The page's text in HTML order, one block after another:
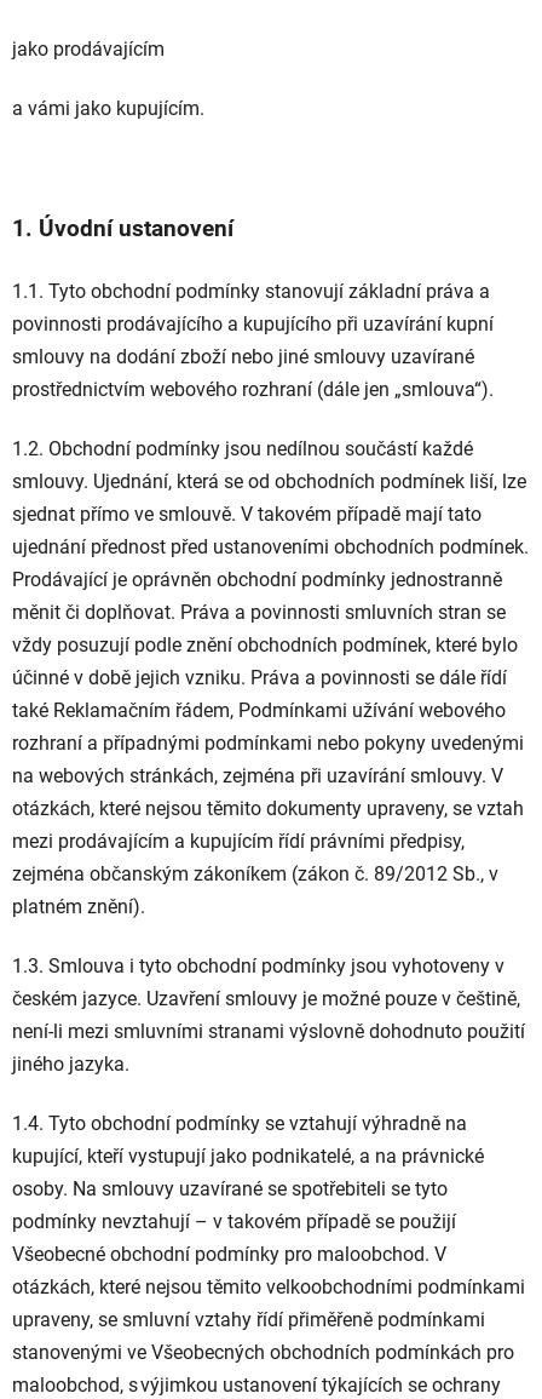
jako prodávajícím
a vámi jako kupujícím.
1. Úvodní ustanovení
1.1. Tyto obchodní podmínky stanovují základní práva a
povinnosti prodávajícího a kupujícího při uzavírání kupní
smlouvy na dodání zboží nebo jiné smlouvy uzavírané
prostřednictvím webového rozhraní (dále jen „smlouva“).
1.2. Obchodní podmínky jsou nedílnou součástí každé
smlouvy. Ujednání, která se od obchodních podmínek liší, lze
sjednat přímo ve smlouvě. V takovém případě mají tato
ujednání přednost před ustanoveními obchodních podmínek.
Prodávající je oprávněn obchodní podmínky jednostranně
měnit či doplňovat. Práva a povinnosti smluvních stran se
vždy posuzují podle znění obchodních podmínek, které bylo
účinné v době jejich vzniku. Práva a povinnosti se dále řídí
také Reklamačním řádem, Podmínkami užívání webového
rozhraní a případnými podmínkami nebo pokyny uvedenými
na webových stránkách, zejména při uzavírání smlouvy. V
otázkách, které nejsou těmito dokumenty upraveny, se vztah
mezi prodávajícím a kupujícím řídí právními předpisy,
zejména občanským zákoníkem (zákon č. 89/2012 Sb., v
platném znění).
1.3. Smlouva i tyto obchodní podmínky jsou vyhotoveny v
českém jazyce. Uzavření smlouvy je možné pouze v češtině,
není-li mezi smluvními stranami výslovně dohodnuto použití
jiného jazyka.
1.4. Tyto obchodní podmínky se vztahují výhradně na
kupující, kteří vystupují jako podnikatelé, a na právnické
osoby. Na smlouvy uzavírané se spotřebiteli se tyto
podmínky nevztahují – v takovém případě se použijí
Všeobecné obchodní podmínky pro maloobchod. V
otázkách, které nejsou těmito velkoobchodními podmínkami
upraveny, se smluvní vztahy řídí přiměřeně podmínkami
stanovenými ve Všeobecných obchodních podmínkách pro
maloobchod, s výjimkou ustanovení týkajících se ochrany